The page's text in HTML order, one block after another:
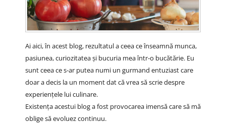
Ai aici, în acest blog, rezultatul a ceea ce înseamnă munca,
pasiunea, curiozitatea și bucuria mea într-o bucătărie. Eu
sunt ceea ce s-ar putea numi un gurmand entuziast care
doar a decis la un moment dat că vrea să scrie despre
experiențele lui culinare.
Existența acestui blog a fost provocarea imensă care să mă
oblige să evoluez continuu.